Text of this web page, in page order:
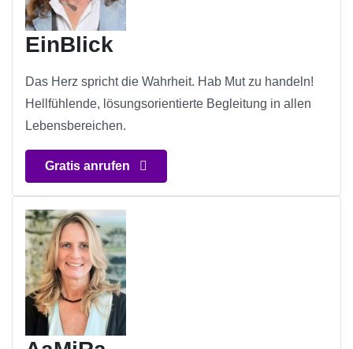
EinBlick
Das Herz spricht die Wahrheit. Hab Mut zu handeln!
Hellfühlende, lösungsorientierte Begleitung in allen
Lebensbereichen.
Gratis anrufen